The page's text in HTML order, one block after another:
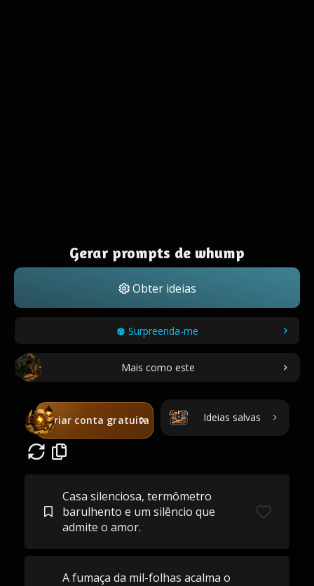
Gerar prompts de whump
Obter ideias
Surpreenda-me
Mais como este
Criar conta gratuita Ideias salvas
Casa silenciosa, termômetro
barulhento e um silêncio que
admite o amor.
A fumaça da mil-folhas acalma o